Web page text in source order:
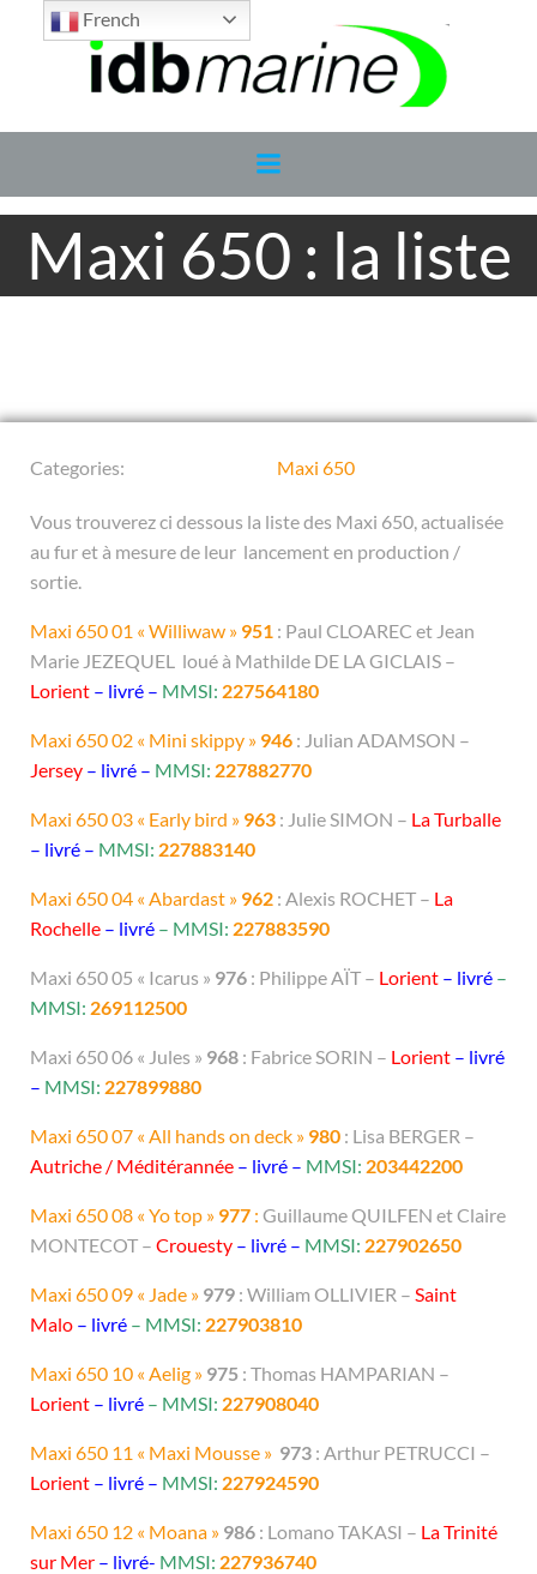
contenu
Maxi 650 : la liste
Categories: Maxi 650
Vous trouverez ci dessous la liste des Maxi 650, actualisée
au fur et à mesure de leur lancement en production /
sortie.
Maxi 650 01 « Williwaw » 951 : Paul CLOAREC et Jean
Marie JEZEQUEL loué à Mathilde DE LA GICLAIS –
Lorient – livré – MMSI: 227564180
Maxi 650 02 « Mini skippy » 946 : Julian ADAMSON –
Jersey – livré – MMSI: 227882770
Maxi 650 03 « Early bird » 963 : Julie SIMON – La Turballe
– livré – MMSI: 227883140
Maxi 650 04 « Abardast » 962 : Alexis ROCHET – La
Rochelle – livré – MMSI: 227883590
Maxi 650 05 « Icarus » 976 : Philippe AÏT – Lorient – livré –
MMSI: 269112500
Maxi 650 06 « Jules » 968 : Fabrice SORIN – Lorient – livré
– MMSI: 227899880
Maxi 650 07 « All hands on deck » 980 : Lisa BERGER –
Autriche / Méditérannée – livré – MMSI: 203442200
Maxi 650 08 « Yo top » 977 : Guillaume QUILFEN et Claire
MONTECOT – Crouesty – livré – MMSI: 227902650
Maxi 650 09 « Jade » 979 : William OLLIVIER – Saint
Malo – livré – MMSI: 227903810
Maxi 650 10 « Aelig » 975 : Thomas HAMPARIAN –
Lorient – livré – MMSI: 227908040
Maxi 650 11 « Maxi Mousse » 973 : Arthur PETRUCCI –
Lorient – livré – MMSI: 227924590
Maxi 650 12 « Moana » 986 : Lomano TAKASI – La Trinité
sur Mer – livré- MMSI: 227936740
French